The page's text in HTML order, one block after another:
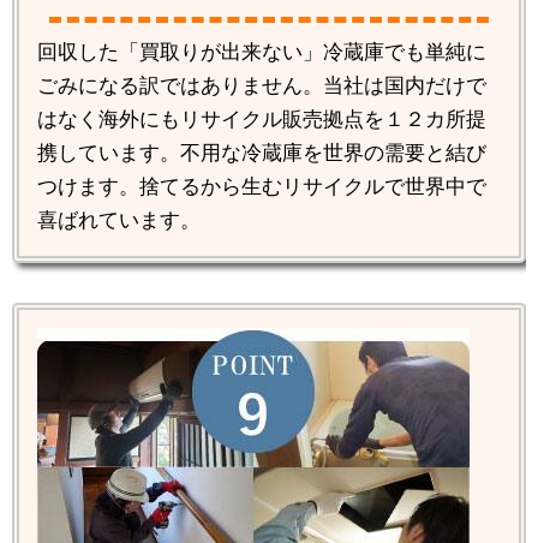
回収した「買取りが出来ない」冷蔵庫でも単純に
ごみになる訳ではありません。当社は国内だけで
はなく海外にもリサイクル販売拠点を１２カ所提
携しています。不用な冷蔵庫を世界の需要と結び
つけます。捨てるから生むリサイクルで世界中で
喜ばれています。